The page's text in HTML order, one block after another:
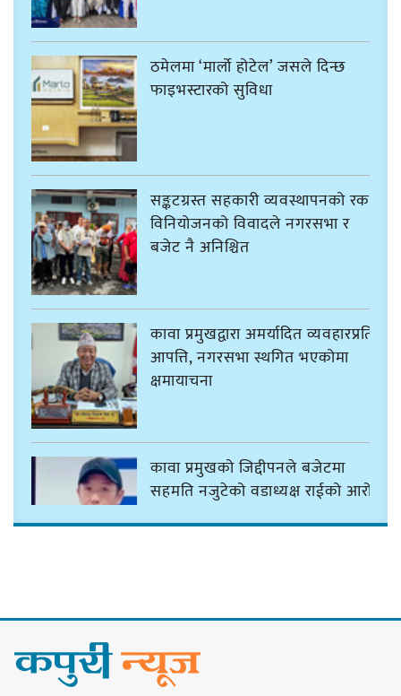
ठमेलमा ‘मार्लो होटेल’ जसले दिन्छ
फाइभस्टारको सुविधा
सङ्कटग्रस्त सहकारी व्यवस्थापनको रकम
विनियोजनको विवादले नगरसभा र
बजेट नै अनिश्चित
कावा प्रमुखद्वारा अमर्यादित व्यवहारप्रति
आपत्ति, नगरसभा स्थगित भएकोमा
क्षमायाचना
कावा प्रमुखको जिद्दीपनले बजेटमा
सहमति नजुटेको वडाध्यक्ष राईको आरोप
सन्धिका लागि विशेष समिति गठन गर्न
प्रधानमन्त्रीसँग आग्रह : कुमार लिङ्देन